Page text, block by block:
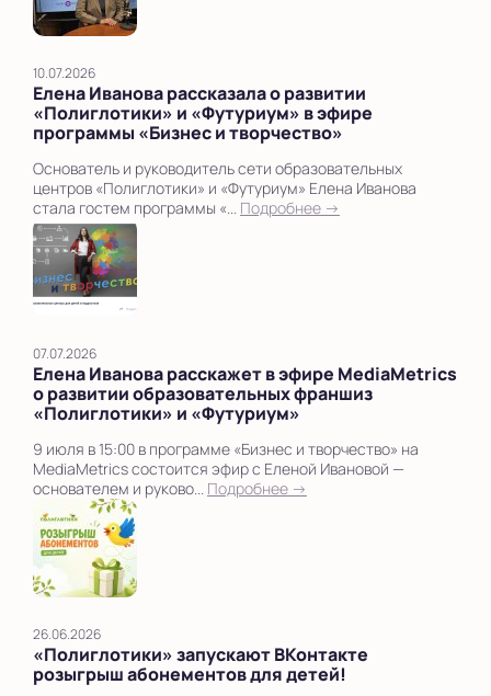
10.07.2026
Елена Иванова рассказала о развитии
«Полиглотики» и «Футуриум» в эфире
программы «Бизнес и творчество»
Основатель и руководитель сети образовательных
центров «Полиглотики» и «Футуриум» Елена Иванова
стала гостем программы «... Подробнее →
07.07.2026
Елена Иванова расскажет в эфире MediaMetrics
о развитии образовательных франшиз
«Полиглотики» и «Футуриум»
9 июля в 15:00 в программе «Бизнес и творчество» на
MediaMetrics состоится эфир с Еленой Ивановой —
основателем и руково... Подробнее →
26.06.2026
«Полиглотики» запускают ВКонтакте
розыгрыш абонементов для детей!